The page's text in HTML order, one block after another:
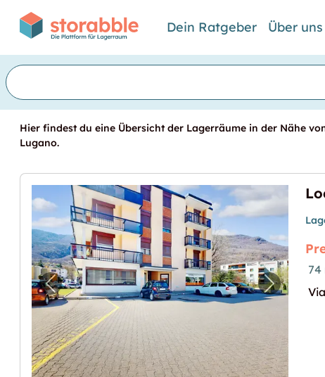
Dein Ratgeber Über uns
Hier findest du eine Übersicht der Lagerräume in der Nähe
Lugano.
Vorheriges Bild für "Locale deposito di 74
74